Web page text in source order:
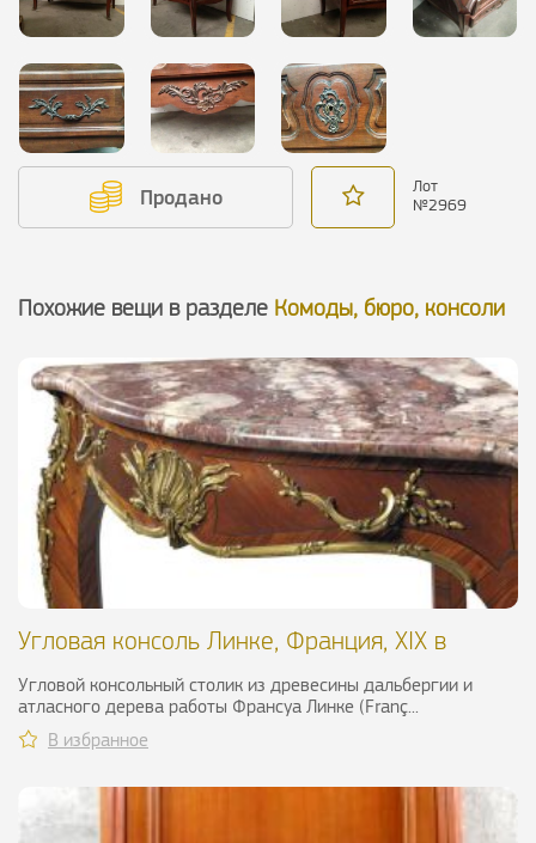
Продано
Лот
№2969
Похожие вещи в разделе Комоды, бюро, консоли
Угловая консоль Линке, Франция, XIX в
Угловой консольный столик из древесины дальбергии и
атласного дерева работы Франсуа Линке (Franç...
В избранное